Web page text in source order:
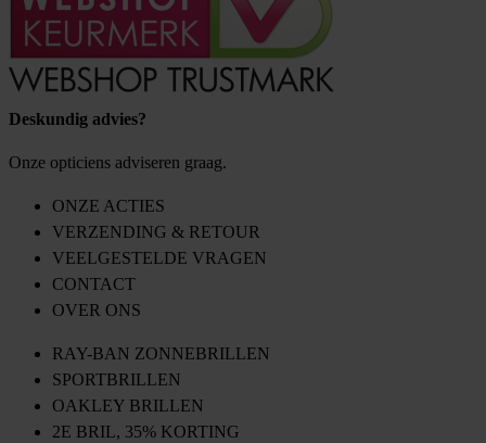
Deskundig advies?
Onze opticiens adviseren graag.
ONZE ACTIES
VERZENDING & RETOUR
VEELGESTELDE VRAGEN
CONTACT
OVER ONS
RAY-BAN ZONNEBRILLEN
SPORTBRILLEN
OAKLEY BRILLEN
2E BRIL, 35% KORTING